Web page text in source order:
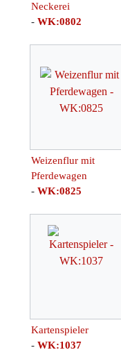
Neckerei
- WK:0802
Weizenflur mit
Pferdewagen
- WK:0825
Kartenspieler
- WK:1037